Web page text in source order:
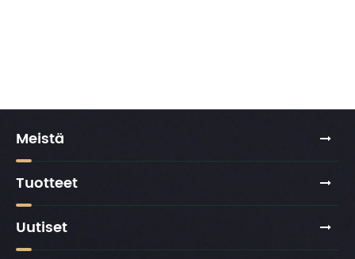
Meistä
Tuotteet
Uutiset